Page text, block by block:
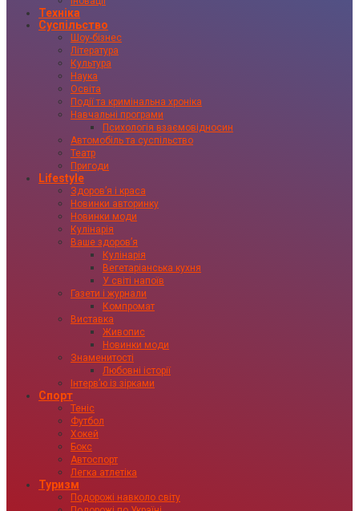
Техніка
Суспільство
Шоу-бізнес
Література
Культура
Наука
Освіта
Події та кримінальна хроніка
Навчальні програми
Психологія взаємовідносин
Автомобіль та суспільство
Театр
Пригоди
Lifestyle
Здоровʼя і краса
Новинки авторинку
Новинки моди
Кулінарія
Ваше здоровʼя
Кулінарія
Вегетаріанська кухня
У світі напоїв
Газети і журнали
Компромат
Виставка
Живопис
Новинки моди
Знаменитості
Любовні історії
Інтервʼю із зірками
Спорт
Теніс
Футбол
Хокей
Бокс
Автоспорт
Легка атлетіка
Туризм
Подорожі навколо світу